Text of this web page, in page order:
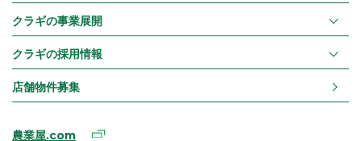
クラギの事業展開
クラギの採用情報
店舗物件募集
農業屋.com